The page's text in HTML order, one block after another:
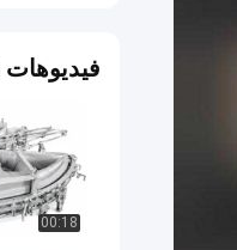
00:18